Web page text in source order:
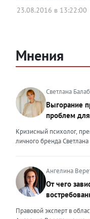
23.08.2016 в 13:22:00
Мнения
Светлана
Выгорание
проблем
Кризисный психолог,
личного бренда
проблемой, однако
отличается от
сотрудник может уйти на
на что-то начальству
себе начальник и основа
Ангелина
От чего
Правовой эксперт в